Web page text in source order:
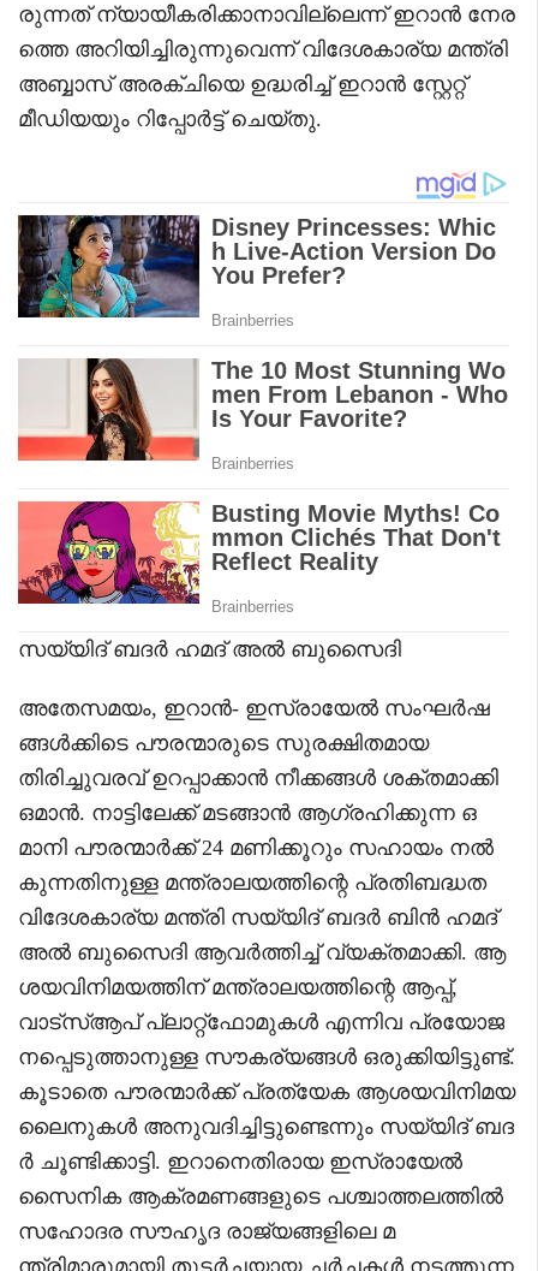
രുന്നത് ന്യായീകരിക്കാനാവില്ലെന്ന് ഇറാൻ നേര
ത്തെ അറിയിച്ചിരുന്നുവെന്ന് വിദേശകാര്യ മന്ത്രി
അബ്ബാസ് അരക്ചിയെ ഉദ്ധരിച്ച് ഇറാൻ സ്റ്റേറ്റ്
മീഡിയയും റിപ്പോർട്ട് ചെയ്തു.
സയ്യിദ് ബദർ ഹമദ് അൽ ബുസൈദി
അതേസമയം, ഇറാൻ- ഇസ്രായേൽ സംഘർഷ
ങ്ങൾക്കിടെ പൗരന്മാരുടെ സുരക്ഷിതമായ
തിരിച്ചുവരവ് ഉറപ്പാക്കാൻ നീക്കങ്ങൾ ശക്തമാക്കി
ഒമാൻ. നാട്ടിലേക്ക് മടങ്ങാൻ ആഗ്രഹിക്കുന്ന ഒ
മാനി പൗരന്മാർക്ക് 24 മണിക്കൂറും സഹായം നൽ
കുന്നതിനുള്ള മന്ത്രാലയത്തിന്റെ പ്രതിബദ്ധത
വിദേശകാര്യ മന്ത്രി സയ്യിദ് ബദർ ബിൻ ഹമദ്
അൽ ബുസൈദി ആവർത്തിച്ച് വ്യക്തമാക്കി. ആ
ശയവിനിമയത്തിന് മന്ത്രാലയത്തിന്റെ ആപ്പ്,
വാട്സ്ആപ് പ്ലാറ്റ്ഫോമുകൾ എന്നിവ പ്രയോജ
നപ്പെടുത്താനുള്ള സൗകര്യങ്ങൾ ഒരുക്കിയിട്ടുണ്ട്.
കൂടാതെ പൗരന്മാർക്ക് പ്രത്യേക ആശയവിനിമയ
ലൈനുകൾ അനുവദിച്ചിട്ടുണ്ടെന്നും സയ്യിദ് ബദ
ർ ചൂണ്ടിക്കാട്ടി. ഇറാനെതിരായ ഇസ്രായേൽ
സൈനിക ആക്രമണങ്ങളുടെ പശ്ചാത്തലത്തിൽ
സഹോദര സൗഹൃദ രാജ്യങ്ങളിലെ മ
ന്ത്രിമാരുമായി തുടർച്ചയായ ചർച്ചകൾ നടത്തുന്ന